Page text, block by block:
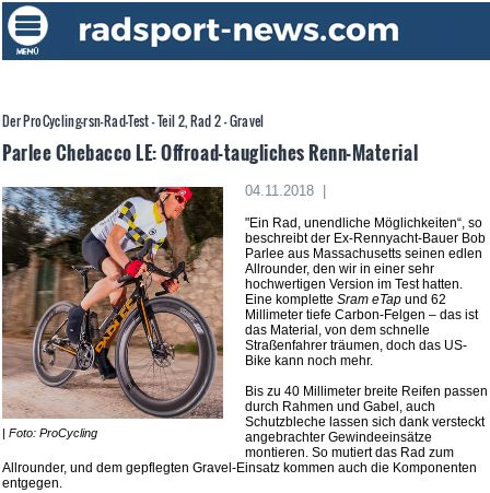
Der ProCycling-rsn-Rad-Test - Teil 2, Rad 2 - Gravel
Parlee Chebacco LE: Offroad-taugliches Renn-Material
| Foto: ProCycling
04.11.2018 |
"Ein Rad, unendliche Möglichkeiten“, so
beschreibt der Ex-Rennyacht-Bauer Bob
Parlee aus Massachusetts seinen edlen
Allrounder, den wir in einer sehr
hochwertigen Version im Test hatten.
Eine komplette Sram eTapund 62
Millimeter tiefe Carbon-Felgen – das ist
das Material, von dem schnelle
Straßenfahrer träumen, doch das US-
Bike kann noch mehr.
Bis zu 40 Millimeter breite Reifen passen
durch Rahmen und Gabel, auch
Schutzbleche lassen sich dank versteckt
angebrachter Gewindeeinsätze
montieren. So mutiert das Rad zum
Allrounder, und dem gepflegten Gravel-Einsatz kommen auch die Komponenten
entgegen.